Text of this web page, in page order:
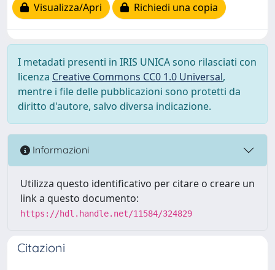
Visualizza/Apri
Richiedi una copia
I metadati presenti in IRIS UNICA sono rilasciati con
licenza Creative Commons CC0 1.0 Universal,
mentre i file delle pubblicazioni sono protetti da
diritto d'autore, salvo diversa indicazione.
Informazioni
Utilizza questo identificativo per citare o creare un
link a questo documento:
https://hdl.handle.net/11584/324829
Citazioni